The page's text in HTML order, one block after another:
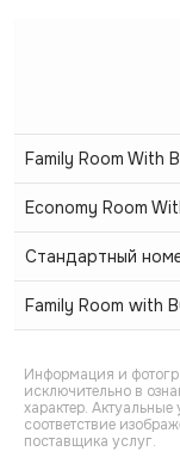
Family Room With
Economy Room
Стандартный
Family Room with
Информация и
исключительно в
характер.
соответствие
поставщика услуг.